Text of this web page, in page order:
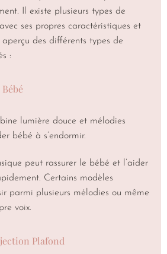
Il existe plusieurs types de
ses propres caractéristiques et
des différents types de
:
lumière douce et mélodies
bébé à s’endormir.
peut rassurer le bébé et l’aider
Certains modèles
parmi plusieurs mélodies ou même
voix.
Plafond